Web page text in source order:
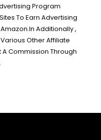
Program
To Earn Advertising
Additionally ,
Other Affiliate
Commission Through